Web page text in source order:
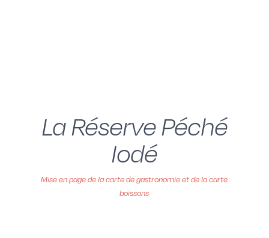
La Réserve Péché
Iodé
Mise en page de la carte de gastronomie et de la carte
boissons